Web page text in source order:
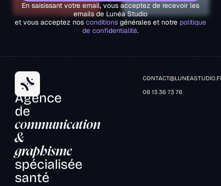
En saisissant votre email, vous acceptez de recevoir les
emails de Lunéa Studio
et vous acceptez nos conditions générales et notre politique
de confidentialité.
Agence
de
communication
&
graphisme
spécialisée
santé
06 13 36 73 76